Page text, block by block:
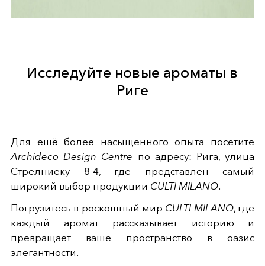
Исследуйте новые ароматы в
Риге
Для ещё более насыщенного опыта посетите
Archideco Design Centre по адресу: Рига, улица
Стрелниеку 8-4, где представлен самый
широкий выбор продукции CULTI MILANO.
Погрузитесь в роскошный мир CULTI MILANO, где
каждый аромат рассказывает историю и
превращает ваше пространство в оазис
элегантности.